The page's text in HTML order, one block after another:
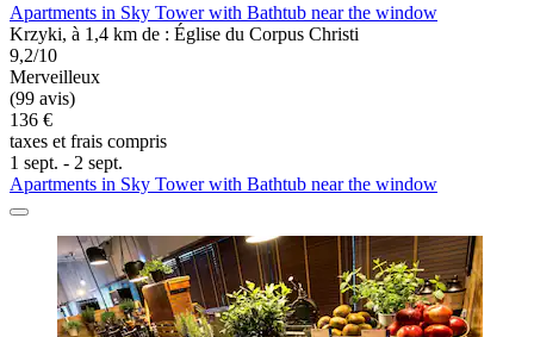
Apartments in Sky Tower with Bathtub near the window
Krzyki, à 1,4 km de : Église du Corpus Christi
9,2/10
Merveilleux
(99 avis)
136 €
taxes et frais compris
1 sept. - 2 sept.
Apartments in Sky Tower with Bathtub near the window